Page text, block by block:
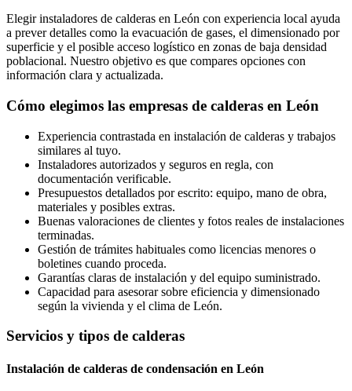
Elegir instaladores de calderas en León con experiencia local ayuda
a prever detalles como la evacuación de gases, el dimensionado por
superficie y el posible acceso logístico en zonas de baja densidad
poblacional. Nuestro objetivo es que compares opciones con
información clara y actualizada.
Cómo elegimos las empresas de calderas en León
Experiencia contrastada en instalación de calderas y trabajos
similares al tuyo.
Instaladores autorizados y seguros en regla, con
documentación verificable.
Presupuestos detallados por escrito: equipo, mano de obra,
materiales y posibles extras.
Buenas valoraciones de clientes y fotos reales de instalaciones
terminadas.
Gestión de trámites habituales como licencias menores o
boletines cuando proceda.
Garantías claras de instalación y del equipo suministrado.
Capacidad para asesorar sobre eficiencia y dimensionado
según la vivienda y el clima de León.
Servicios y tipos de calderas
Instalación de calderas de condensación en León